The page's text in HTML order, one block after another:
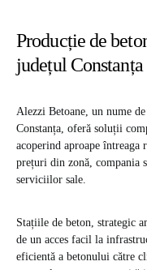
Producție de
județul Constanța
Alezzi Betoane, un nume
Constanța, oferă soluții
acoperind aproape
prețuri din zonă, compania
serviciilor sale.
Stațiile de beton, strategic
de un acces facil la
eficientă a betonului către